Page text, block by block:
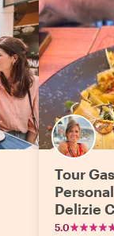
Tour
Delizie
5.0